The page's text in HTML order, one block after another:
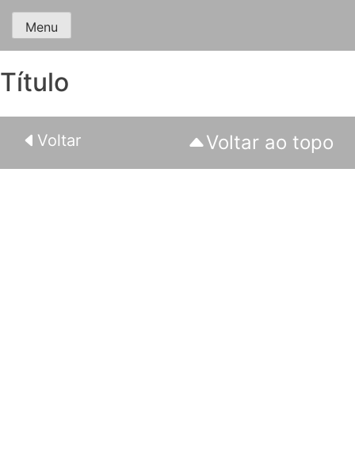
Menu
Título
Voltar Voltar ao topo